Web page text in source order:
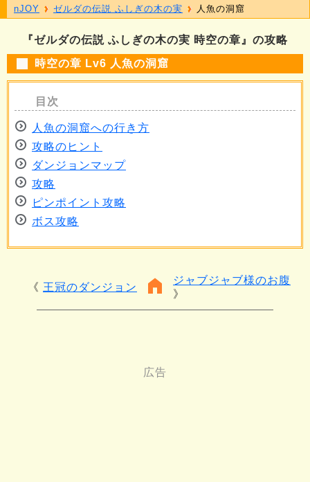
『ゼルダの伝説 ふしぎの木の実 時空の章』の攻略
時空の章 Lv6 人魚の洞窟
人魚の洞窟への行き方
攻略のヒント
ダンジョンマップ
攻略
ピンポイント攻略
ボス攻略
王冠のダンジョン
ジャブジャブ様のお腹
nJOY ゼルダの伝説 ふしぎの木の実 人魚の洞窟